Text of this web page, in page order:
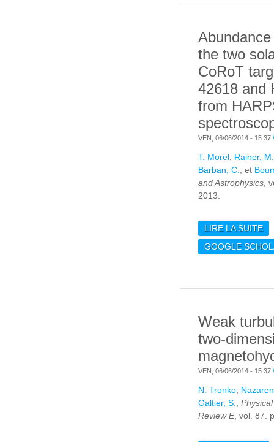
the two
CoRoT
42618 and
from
VEN, 06/06/2014 - 15:37
T. Morel Rainer, M.
Barban, C.
, et
and Astrophysics ,
2013.
LIRE LA SUITE
GOOGLE
Weak
two-
VEN, 06/06/2014 - 15:37
N. Tronko
Galtier, S.
Review E, vol. 87.